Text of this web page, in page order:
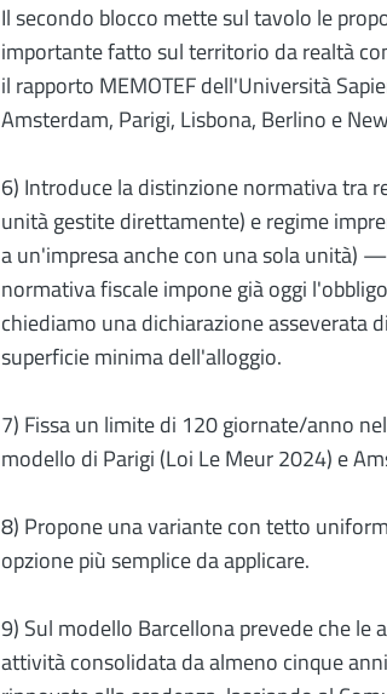
Il secondo blocco mette sul tavolo le
importante fatto sul territorio da realtà
il rapporto MEMOTEF dell'Università
Amsterdam, Parigi, Lisbona, Berlino e
6) Introduce la distinzione normativa tra
unità gestite direttamente) e regime
a un'impresa anche con una sola unità)
normativa fiscale impone già oggi
chiediamo una dichiarazione asseverata
superficie minima dell'alloggio.
7) Fissa un limite di 120 giornate/anno
modello di Parigi (Loi Le Meur 2024) e
8) Propone una variante con tetto
opzione più semplice da applicare.
9) Sul modello Barcellona prevede che le
attività consolidata da almeno cinque